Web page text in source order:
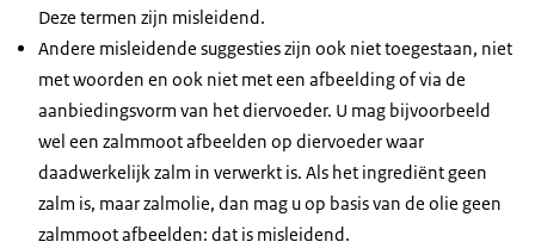
Deze termen zijn misleidend.
Andere misleidende suggesties zijn ook niet toegestaan, niet
met woorden en ook niet met een afbeelding of via de
aanbiedingsvorm van het diervoeder. U mag bijvoorbeeld
wel een zalmmoot afbeelden op diervoeder waar
daadwerkelijk zalm in verwerkt is. Als het ingrediënt geen
zalm is, maar zalmolie, dan mag u op basis van de olie geen
zalmmoot afbeelden: dat is misleidend.